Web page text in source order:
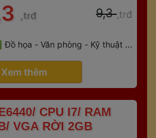
,trđ 9,3 ,trđ
Đồ họa - Văn phòng - Kỹ thuật -
Xem thêm
CPU I7/ RAM
VGA RỜI 2GB